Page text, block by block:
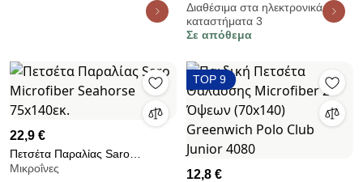
Greenwich Polo Club Junior
4179
Διαθέσιμα στα ηλεκτρονικά
καταστήματα 3
Σε απόθεμα
22,9 €
Πετσέτα Παραλίας Saro
Microfiber Seahorse 75x140εκ.
Μικροΐνες
TOP 9
12,8 €